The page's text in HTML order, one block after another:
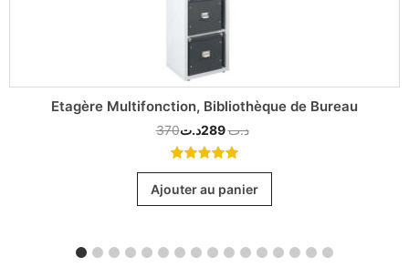
Etagère Multifonction, Bibliothèque de Bureau
370 د.ت289د.ت
5.00out
of 5
Ajouter au panier